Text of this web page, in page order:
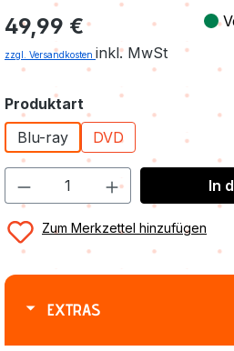
Regulärer Preis:
49,99 €
zzgl. Versandkosten inkl. MwSt
Produktart auswählen
Blu-ray
DVD
In
Zum Merkzettel hinzufügen
EXTRAS